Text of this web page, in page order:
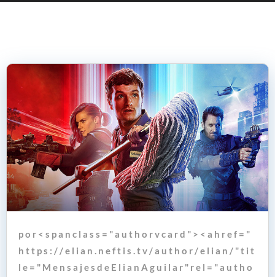
p o r < s p a n c l a s s = " a u t h o r v c a r d " > < a h r e f = "
h t t p s : / / e l i a n . n e f t i s . t v / a u t h o r / e l i a n / " t i t
l e = " M e n s a j e s d e E l i a n A g u i l a r " r e l = " a u t h o